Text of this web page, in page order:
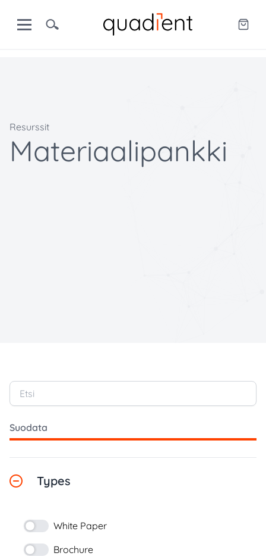
Resurssit
Materiaalipankki
Etsi
Suodata
Types
White Paper
Brochure